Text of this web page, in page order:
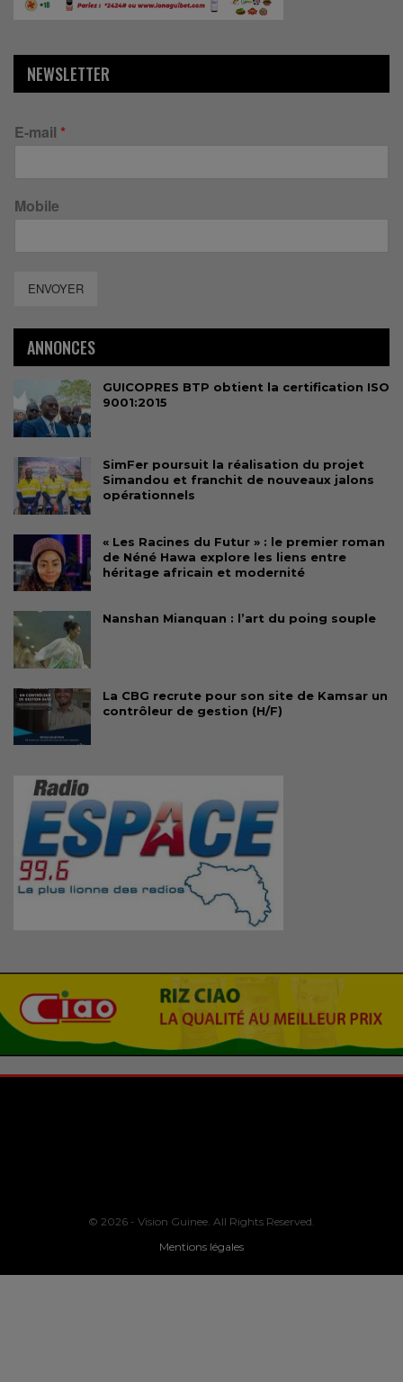
NEWSLETTER
E-mail *
Mobile
ENVOYER
ANNONCES
GUICOPRES BTP obtient la certification ISO
9001:2015
SimFer poursuit la réalisation du projet
Simandou et franchit de nouveaux jalons
opérationnels
« Les Racines du Futur » : le premier roman
de Néné Hawa explore les liens entre
héritage africain et modernité
Nanshan Mianquan : l’art du poing souple
La CBG recrute pour son site de Kamsar un
contrôleur de gestion (H/F)
© 2026 - Vision Guinee. All Rights Reserved.
Mentions légales